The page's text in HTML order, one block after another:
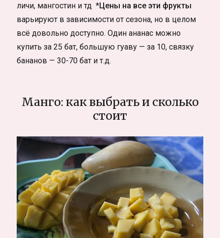
личи, мангостин и тд *Цены на все эти фрукты
варьируют в зависимости от сезона, но в целом
всё довольно доступно. Один ананас можно
купить за 25 бат, большую гуаву — за 10, связку
бананов — 30-70 бат и т.д.
Манго: как выбрать и сколько
стоит